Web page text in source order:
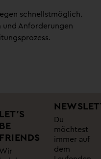
schnellstmöglich.
und Anforderungen
LET’S
BE
FRIENDS
Wir
Du
möchtest
immer auf
dem